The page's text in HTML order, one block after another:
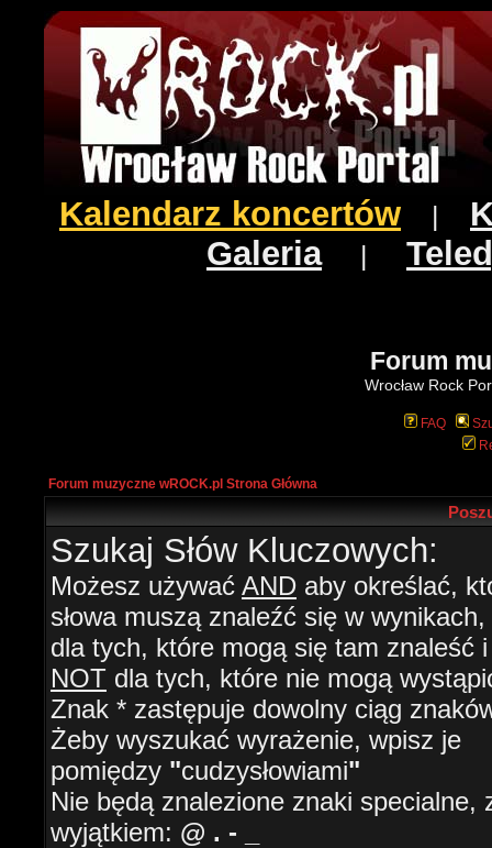
Kalendarz koncertów
Galeria|
Forum
Wrocław Rock
FAQ
Forum muzyczne wROCK.pl Strona Główna
Szukaj Słów Kluczowych:
Możesz używać AND aby określać,
słowa muszą znaleźć się w wynikach,
dla tych, które mogą się tam znaleść i
NOT dla tych, które nie mogą
Znak * zastępuje dowolny ciąg
Żeby wyszukać wyrażenie, wpisz je
pomiędzy "cudzysłowiami"
Nie będą znalezione znaki specialne,
wyjątkiem: @ . - _